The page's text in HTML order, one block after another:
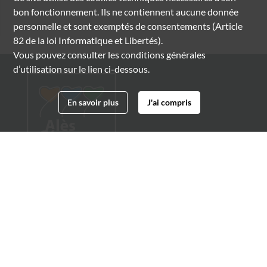
bon fonctionnement. Ils ne contiennent aucune donnée
personnelle et sont exemptés de consentements (Article
82 de la loi Informatique et Libertés).
Vous pouvez consulter les conditions générales
d’utilisation sur le lien ci-dessous.
En savoir plus J'ai compris